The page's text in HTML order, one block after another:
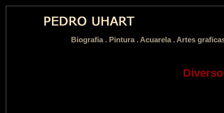
Biografia . Pintura . Acuarela . Artes